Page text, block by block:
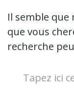
Il semble
que vous
recherche